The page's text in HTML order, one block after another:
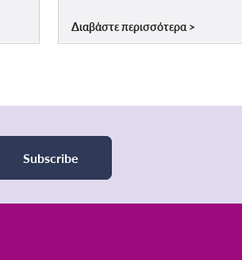
Διαβάστε περισσότερα
Subscribe